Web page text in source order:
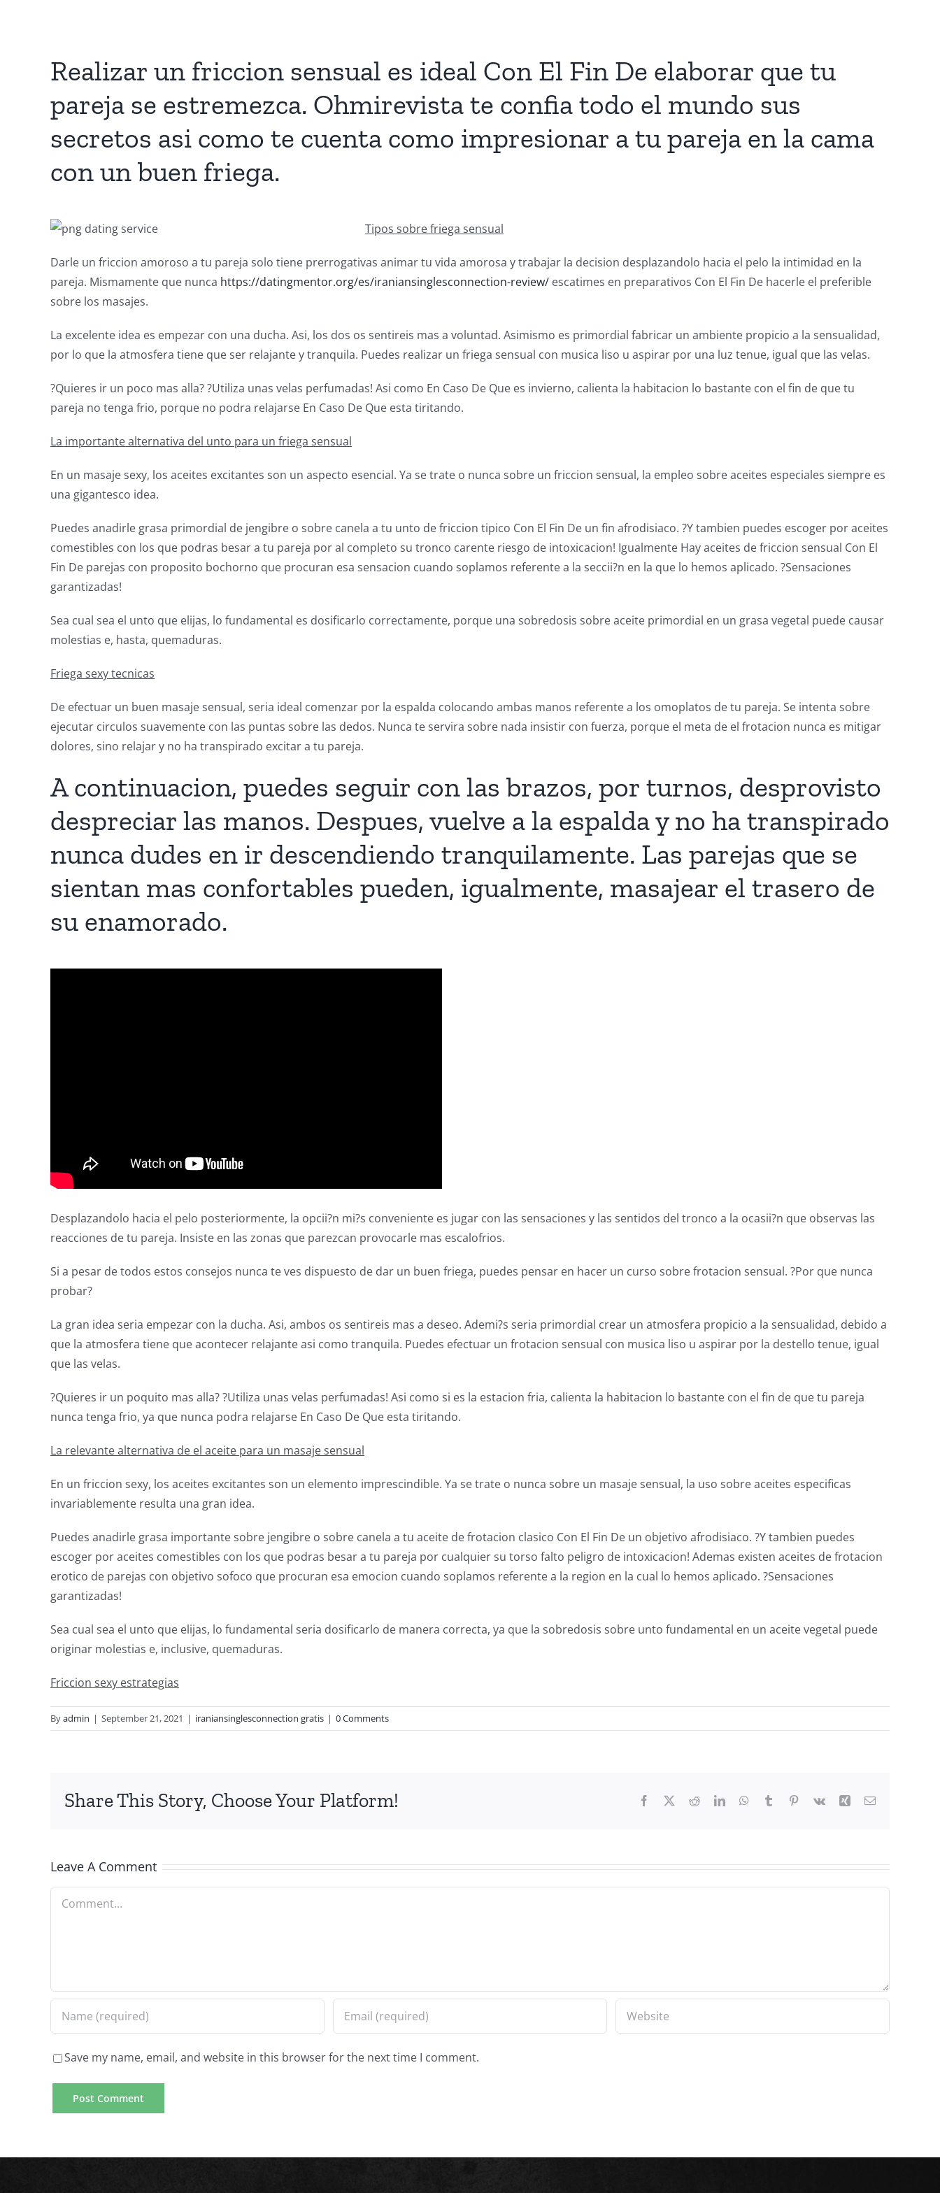
Realizar un friccion sensual es ideal Con El Fin De elaborar que tu
pareja se estremezca. Ohmirevista te confia todo el mundo sus
secretos asi como te cuenta como impresionar a tu pareja en la cama
con un buen friega.
Tipos sobre friega sensual
Darle un friccion amoroso a tu pareja solo tiene prerrogativas animar tu vida amorosa y trabajar la decision desplazandolo hacia el pelo la intimidad en la
pareja. Mismamente que nunca https://datingmentor.org/es/iraniansinglesconnection-review/ escatimes en preparativos Con El Fin De hacerle el preferible
sobre los masajes.
La excelente idea es empezar con una ducha. Asi, los dos os sentireis mas a voluntad. Asimismo es primordial fabricar un ambiente propicio a la sensualidad,
por lo que la atmosfera tiene que ser relajante y tranquila. Puedes realizar un friega sensual con musica liso u aspirar por una luz tenue, igual que las velas.
?Quieres ir un poco mas alla? ?Utiliza unas velas perfumadas! Asi como En Caso De Que es invierno, calienta la habitacion lo bastante con el fin de que tu
pareja no tenga frio, porque no podra relajarse En Caso De Que esta tiritando.
La importante alternativa del unto para un friega sensual
En un masaje sexy, los aceites excitantes son un aspecto esencial. Ya se trate o nunca sobre un friccion sensual, la empleo sobre aceites especiales siempre es
una gigantesco idea.
Puedes anadirle grasa primordial de jengibre o sobre canela a tu unto de friccion tipico Con El Fin De un fin afrodisiaco. ?Y tambien puedes escoger por aceites
comestibles con los que podras besar a tu pareja por al completo su tronco carente riesgo de intoxicacion! Igualmente Hay aceites de friccion sensual Con El
Fin De parejas con proposito bochorno que procuran esa sensacion cuando soplamos referente a la seccii?n en la que lo hemos aplicado. ?Sensaciones
garantizadas!
Sea cual sea el unto que elijas, lo fundamental es dosificarlo correctamente, porque una sobredosis sobre aceite primordial en un grasa vegetal puede causar
molestias e, hasta, quemaduras.
Friega sexy tecnicas
De efectuar un buen masaje sensual, seria ideal comenzar por la espalda colocando ambas manos referente a los omoplatos de tu pareja. Se intenta sobre
ejecutar circulos suavemente con las puntas sobre las dedos. Nunca te servira sobre nada insistir con fuerza, porque el meta de el frotacion nunca es mitigar
dolores, sino relajar y no ha transpirado excitar a tu pareja.
A continuacion, puedes seguir con las brazos, por turnos, desprovisto
despreciar las manos. Despues, vuelve a la espalda y no ha transpirado
nunca dudes en ir descendiendo tranquilamente. Las parejas que se
sientan mas confortables pueden, igualmente, masajear el trasero de
su enamorado.
Desplazandolo hacia el pelo posteriormente, la opcii?n mi?s conveniente es jugar con las sensaciones y las sentidos del tronco a la ocasii?n que observas las
reacciones de tu pareja. Insiste en las zonas que parezcan provocarle mas escalofrios.
Si a pesar de todos estos consejos nunca te ves dispuesto de dar un buen friega, puedes pensar en hacer un curso sobre frotacion sensual. ?Por que nunca
probar?
La gran idea seria empezar con la ducha. Asi, ambos os sentireis mas a deseo. Ademi?s seria primordial crear un atmosfera propicio a la sensualidad, debido a
que la atmosfera tiene que acontecer relajante asi como tranquila. Puedes efectuar un frotacion sensual con musica liso u aspirar por la destello tenue, igual
que las velas.
?Quieres ir un poquito mas alla? ?Utiliza unas velas perfumadas! Asi como si es la estacion fria, calienta la habitacion lo bastante con el fin de que tu pareja
nunca tenga frio, ya que nunca podra relajarse En Caso De Que esta tiritando.
La relevante alternativa de el aceite para un masaje sensual
En un friccion sexy, los aceites excitantes son un elemento imprescindible. Ya se trate o nunca sobre un masaje sensual, la uso sobre aceites especificas
invariablemente resulta una gran idea.
Puedes anadirle grasa importante sobre jengibre o sobre canela a tu aceite de frotacion clasico Con El Fin De un objetivo afrodisiaco. ?Y tambien puedes
escoger por aceites comestibles con los que podras besar a tu pareja por cualquier su torso falto peligro de intoxicacion! Ademas existen aceites de frotacion
erotico de parejas con objetivo sofoco que procuran esa emocion cuando soplamos referente a la region en la cual lo hemos aplicado. ?Sensaciones
garantizadas!
Sea cual sea el unto que elijas, lo fundamental seria dosificarlo de manera correcta, ya que la sobredosis sobre unto fundamental en un aceite vegetal puede
originar molestias e, inclusive, quemaduras.
Friccion sexy estrategias
Byadmin | September 21, 2021 | iraniansinglesconnection gratis | 0 Comments
Share This Story, Choose Your Platform! Facebook RedditLinkedInWhatsApp
Tumblr Pinterest
Vk Xing Email
Leave A Comment
Comment
Save my name, email, and website in this browser for the next time I comment.